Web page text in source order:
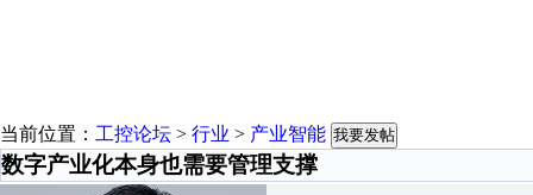
当前位置： 工控论坛 > 行业 > 产业智能 我要发帖
数字产业化本身也需要管理支撑